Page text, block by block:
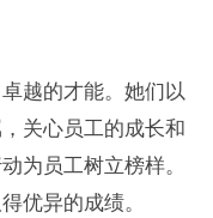
越的才能。她们以
关心员工的成长和
为员工树立榜样。
优异的成绩。